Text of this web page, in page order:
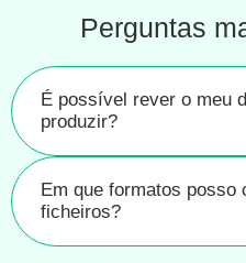
Perguntas
É possível rever o meu
produzir?
Em que formatos posso
ficheiros?